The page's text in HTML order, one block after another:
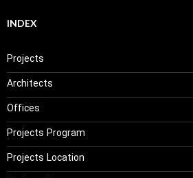
INDEX
Projects
Architects
Offices
Projects Program
Projects Location